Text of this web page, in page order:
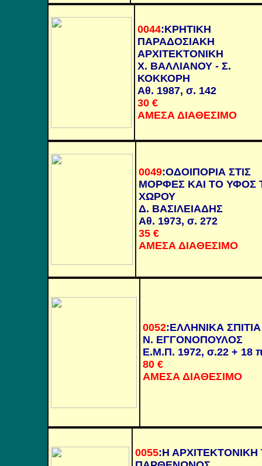
0044:ΚΡΗΤΙΚΗ
ΠΑΡΑΔΟΣΙΑΚΗ
ΑΡΧΙΤΕΚΤΟΝΙΚΗ
Χ. ΒΑΛΛΙΑΝΟΥ - Σ.
ΚΟΚΚΟΡΗ
Αθ. 1987, σ. 142
30 €
ΑΜΕΣΑ ΔΙΑΘΕΣΙΜΟ
0049:ΟΔΟΙΠΟΡΙΑ ΣΤΙΣ
ΜΟΡΦΕΣ ΚΑΙ ΤΟ ΥΦΟΣ
ΧΩΡΟΥ
Δ. ΒΑΣΙΛΕΙΑΔΗΣ
Αθ. 1973, σ. 272
35 €
ΑΜΕΣΑ ΔΙΑΘΕΣΙΜΟ
0052:ΕΛΛΗΝΙΚΑ ΣΠΙΤΙΑ
Ν. ΕΓΓΟΝΟΠΟΥΛΟΣ
Ε.Μ.Π. 1972, σ.22 + 18
80€
ΑΜΕΣΑ ΔΙΑΘΕΣΙΜΟ
0055:Η ΑΡΧΙΤΕΚΤΟΝΙΚΗ